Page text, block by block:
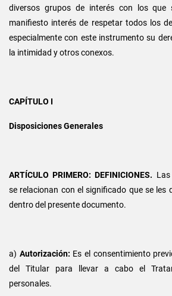
diversos grupos de interés con los que
manifiesto interés de respetar todos los
especialmente con este instrumento su
la intimidad y otros conexos.
CAPÍTULO I
Disposiciones Generales
ARTÍCULO PRIMERO: DEFINICIONES.
se relacionan con el significado que se les
dentro del presente documento.
a) Autorización: Es el consentimiento
del Titular para llevar a cabo el
personales.